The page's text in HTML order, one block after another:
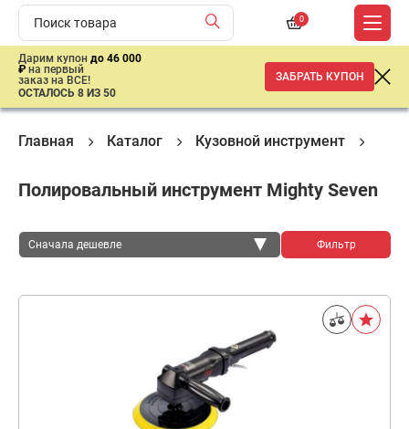
0
Дарим купон до 46 000
₽ на первый
заказ на ВСЕ!
ОСТАЛОСЬ 8 ИЗ 50
ЗАБРАТЬ КУПОН
Главная Каталог Кузовной инструмент
Полировальный инструмент Mighty Seven
Сначала дешевле Фильтр